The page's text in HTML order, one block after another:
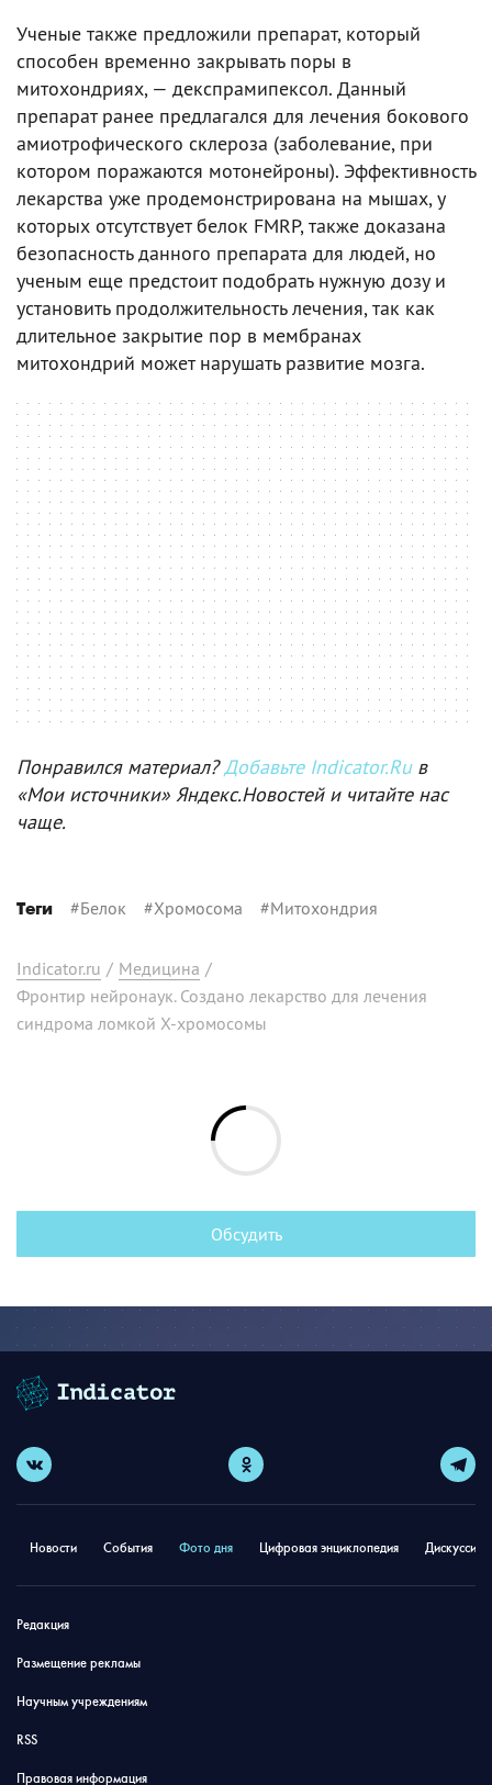
Ученые также предложили препарат, который
способен временно закрывать поры в
митохондриях, — декспрамипексол. Данный
препарат ранее предлагался для лечения бокового
амиотрофического склероза (заболевание, при
котором поражаются мотонейроны). Эффективность
лекарства уже продемонстрирована на мышах, у
которых отсутствует белок FMRP, также доказана
безопасность данного препарата для людей, но
ученым еще предстоит подобрать нужную дозу и
установить продолжительность лечения, так как
длительное закрытие пор в мембранах
митохондрий может нарушать развитие мозга.
Понравился материал?Добавьте Indicator.Ruв
«Мои источники» Яндекс.Новостей и читайте нас
чаще.
Теги #Белок #Хромосома #Митохондрия
Indicator.ru / Медицина /
Фронтир нейронаук. Создано лекарство для лечения
синдрома ломкой X-хромосомы
Обсудить
Новости События Фото дня Цифровая энциклопедия
Редакция
Размещение рекламы
Научным учреждениям
RSS
Правовая информация